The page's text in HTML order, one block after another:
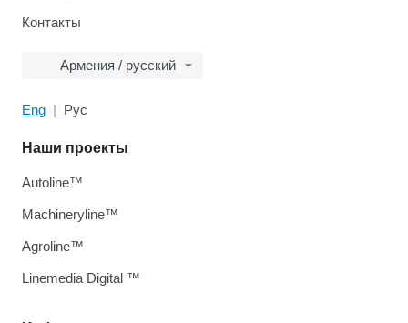
Контакты
Армения / русский
Eng Рус
Наши проекты
Autoline™
Machineryline™
Agroline™
Linemedia Digital ™